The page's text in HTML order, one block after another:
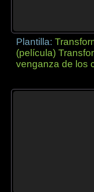
Plantilla:
(película)
venganza de los